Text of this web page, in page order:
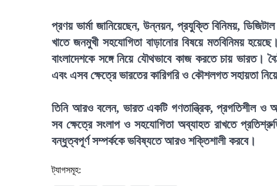
প্রণয় ভার্মা জানিয়েছেন, উন্নয়ন, প্রযুক্তি বিনিময়,
খাতে জনমুখী সহযোগিতা বাড়ানোর বিষয়ে মতবিনিময়
বাংলাদেশকে সঙ্গে নিয়ে যৌথভাবে কাজ করতে চায়
এবং এসব ক্ষেত্রে ভারতের কারিগরি ও কৌশলগত সহায়তা
তিনি আরও বলেন, ভারত একটি গণতান্ত্রিক, প্রগতিশীল ও
সব ক্ষেত্রে সংলাপ ও সহযোগিতা অব্যাহত রাখতে
বন্ধুত্বপূর্ণ সম্পর্ককে ভবিষ্যতে আরও শক্তিশালী করবে।
ট্যাগসমূহ: